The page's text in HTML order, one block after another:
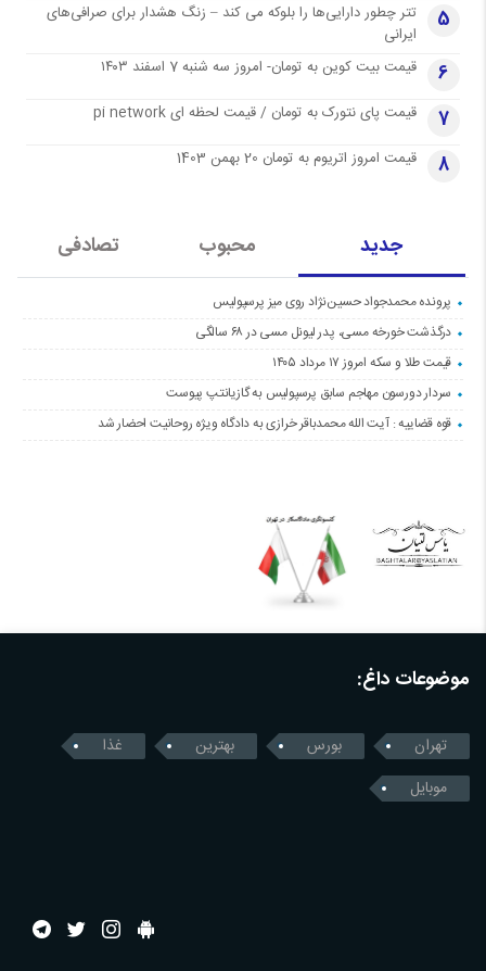
5
تتر چطور دارایی‌ها را بلوکه می کند – زنگ هشدار برای صرافی‌های
ایرانی
6 قیمت بیت کوین به تومان- امروز سه شنبه 7 اسفند ۱۴۰۳
7 قیمت پای نتورک به تومان / قیمت لحظه ای pi network
8 قیمت امروز اتریوم به تومان 20 بهمن 1403
جدید محبوب تصادفی
پرونده محمدجواد حسین‌نژاد روی میز پرسپولیس
درگذشت خورخه مسی، پدر لیونل مسی در ۶۸ سالگی
قیمت طلا و سکه امروز ۱۷ مرداد ۱۴۰۵
سردار دورسون مهاجم سابق پرسپولیس به گازیانتپ پیوست
قوه قضاییه : آیت الله محمدباقر خرازی به دادگاه ویژه روحانیت احضار شد
موضوعات داغ:
تهران بورس بهترین
غذا
موبایل